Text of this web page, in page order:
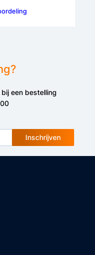
een bestelling
Inschrijven